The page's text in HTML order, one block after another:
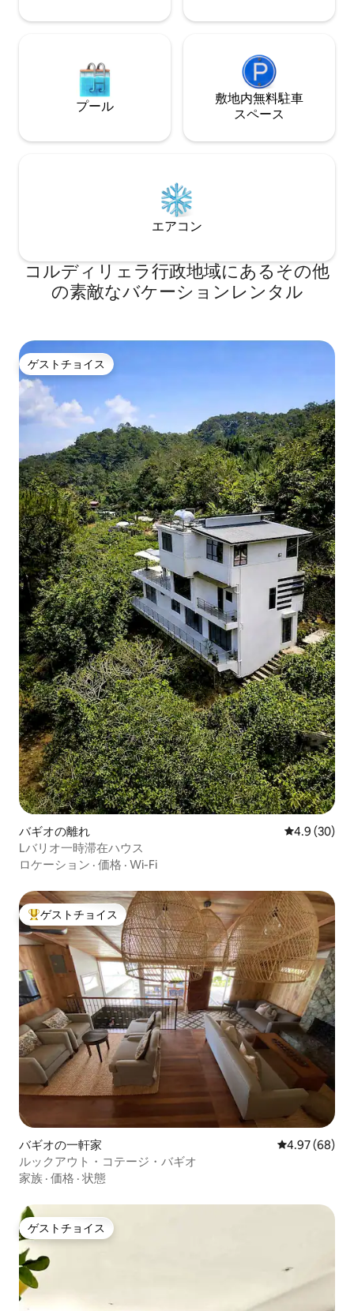
プール
敷地内無料駐⁠車
ス⁠ペ⁠ー⁠ス
エアコン
コルディリェラ行政地域にあるその他
の素敵なバケーションレンタル
ゲストチョイス
ゲストチョイス
バギオの離れ レビュー30
4.9 (30)
Lバリオ一時滞在ハウス
ロケーション · 価格 · Wi-Fi
大好評のゲストチョイスです。
ゲストチョイス
バギオの一軒家 レビュー68
4.97 (68)
ルックアウト・コテージ・バギオ
家族 · 価格 · 状態
ゲストチョイス
ゲストチョイス